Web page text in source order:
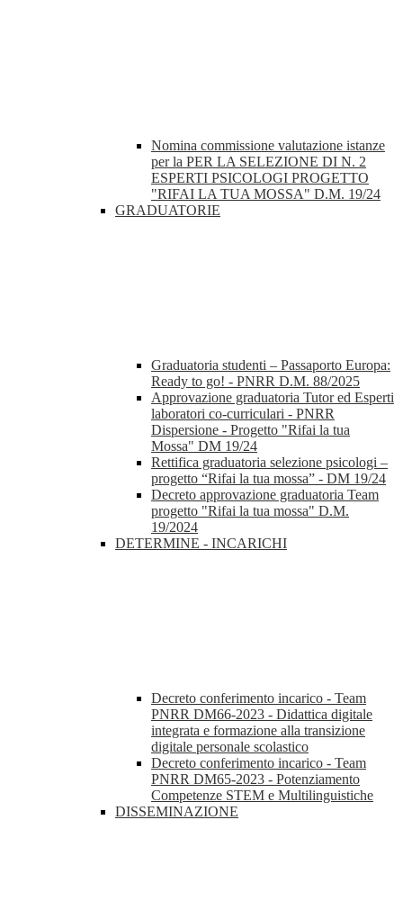
Nomina commissione valutazione istanze
per la PER LA SELEZIONE DI N. 2
ESPERTI PSICOLOGI PROGETTO
"RIFAI LA TUA MOSSA" D.M. 19/24
GRADUATORIE
Graduatoria studenti – Passaporto Europa:
Ready to go! - PNRR D.M. 88/2025
Approvazione graduatoria Tutor ed Esperti
laboratori co-curriculari - PNRR
Dispersione - Progetto "Rifai la tua
Mossa" DM 19/24
Rettifica graduatoria selezione psicologi –
progetto “Rifai la tua mossa” - DM 19/24
Decreto approvazione graduatoria Team
progetto "Rifai la tua mossa" D.M.
19/2024
DETERMINE - INCARICHI
Decreto conferimento incarico - Team
PNRR DM66-2023 - Didattica digitale
integrata e formazione alla transizione
digitale personale scolastico
Decreto conferimento incarico - Team
PNRR DM65-2023 - Potenziamento
Competenze STEM e Multilinguistiche
DISSEMINAZIONE